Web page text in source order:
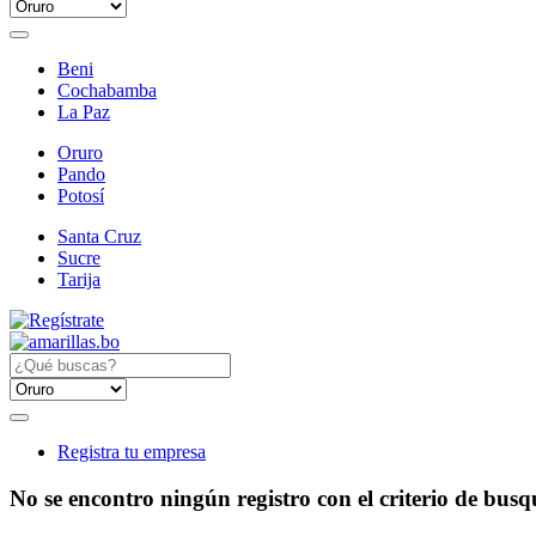
Beni
Cochabamba
La Paz
Oruro
Pando
Potosí
Santa Cruz
Sucre
Tarija
Registra tu empresa
No se encontro ningún registro con el criterio de